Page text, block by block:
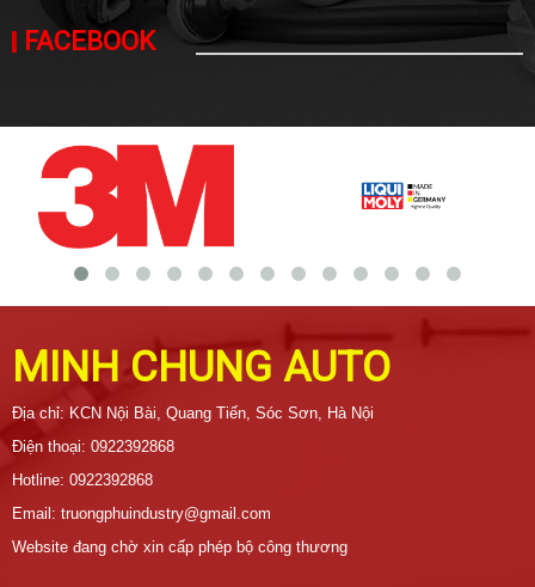
FACEBOOK
MINH CHUNG AUTO
Địa chỉ: KCN Nội Bài, Quang Tiến, Sóc Sơn, Hà Nội
Điện thoại: 0922392868
Hotline: 0922392868
Email: truongphuindustry@gmail.com
Website đang chờ xin cấp phép bộ công thương